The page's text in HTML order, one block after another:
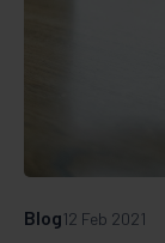
Blog12 Feb 2021